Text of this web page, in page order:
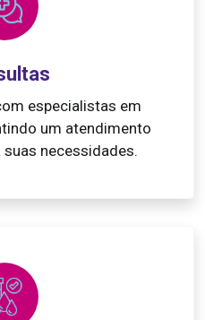
especialistas em
um atendimento
necessidades.